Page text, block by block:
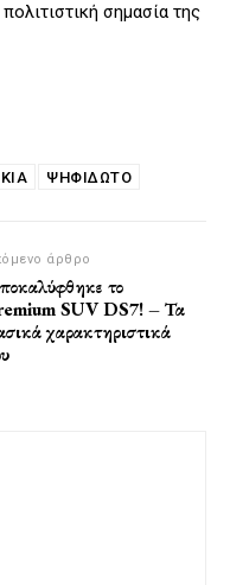
σημασία της
ΨΗΦΙΔΩΤΟ
άρθρο
το
SUV DS7! – Τα
χαρακτηριστικά